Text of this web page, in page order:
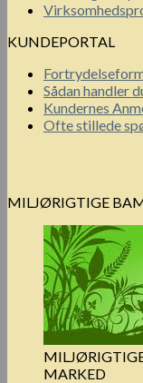
KUNDEPORTAL
Sådan handler
Kundernes
Ofte stillede
MILJØRIGTIGE
MARKED